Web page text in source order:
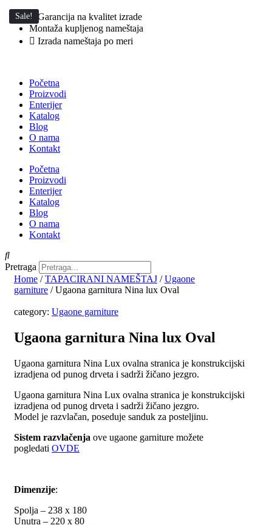
Skočite
na
sadržaj
Garancija na kvalitet izrade
Montaža kupljenog nameštaja
Izrada nameštaja po meri
Početna
Proizvodi
Enterijer
Katalog
Blog
O nama
Kontakt
Početna
Proizvodi
Enterijer
Katalog
Blog
O nama
Kontakt
Pretraga
Home /TAPACIRANI NAMEŠTAJ /Ugaone
garniture / Ugaona garnitura Nina lux Oval
Sale!
category: Ugaone garniture
Ugaona garnitura Nina lux Oval
Ugaona garnitura Nina Lux ovalna stranica je konstrukcijski
izradjena od punog drveta i sadrži žičano jezgro.
Ugaona garnitura Nina Lux ovalna stranica je konstrukcijski
izradjena od punog drveta i sadrži žičano jezgro.
Model je razvlačan, poseduje sanduk za posteljinu.
Sistem razvlačenja ove ugaone garniture možete
pogledati OVDE
Dimenzije:
Spolja – 238 x 180
Unutra – 220 x 80